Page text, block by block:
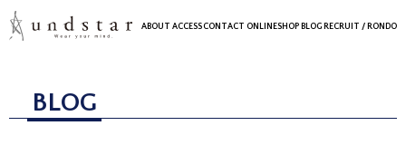
ABOUT ACCESSCONTACT ONLINESHOP BLOG RECRUIT / RONDO
BLOG